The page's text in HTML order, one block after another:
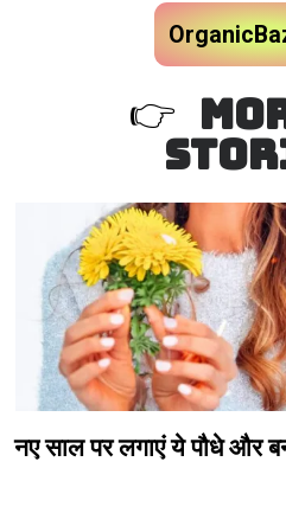
नए साल पर लगाएं ये पौधे और
👉